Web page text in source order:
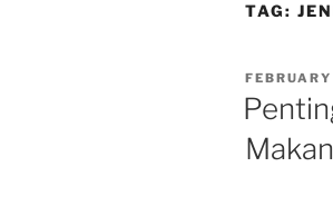
TAG:
POSTED
ON